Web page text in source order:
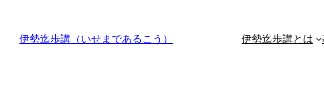
伊勢迄歩講（いせまであるこう） 伊勢迄歩講とは